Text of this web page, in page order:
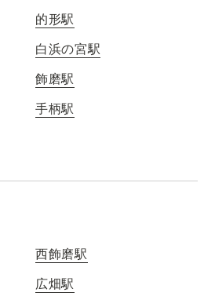
的形駅
白浜の宮駅
飾磨駅
手柄駅
西飾磨駅
広畑駅